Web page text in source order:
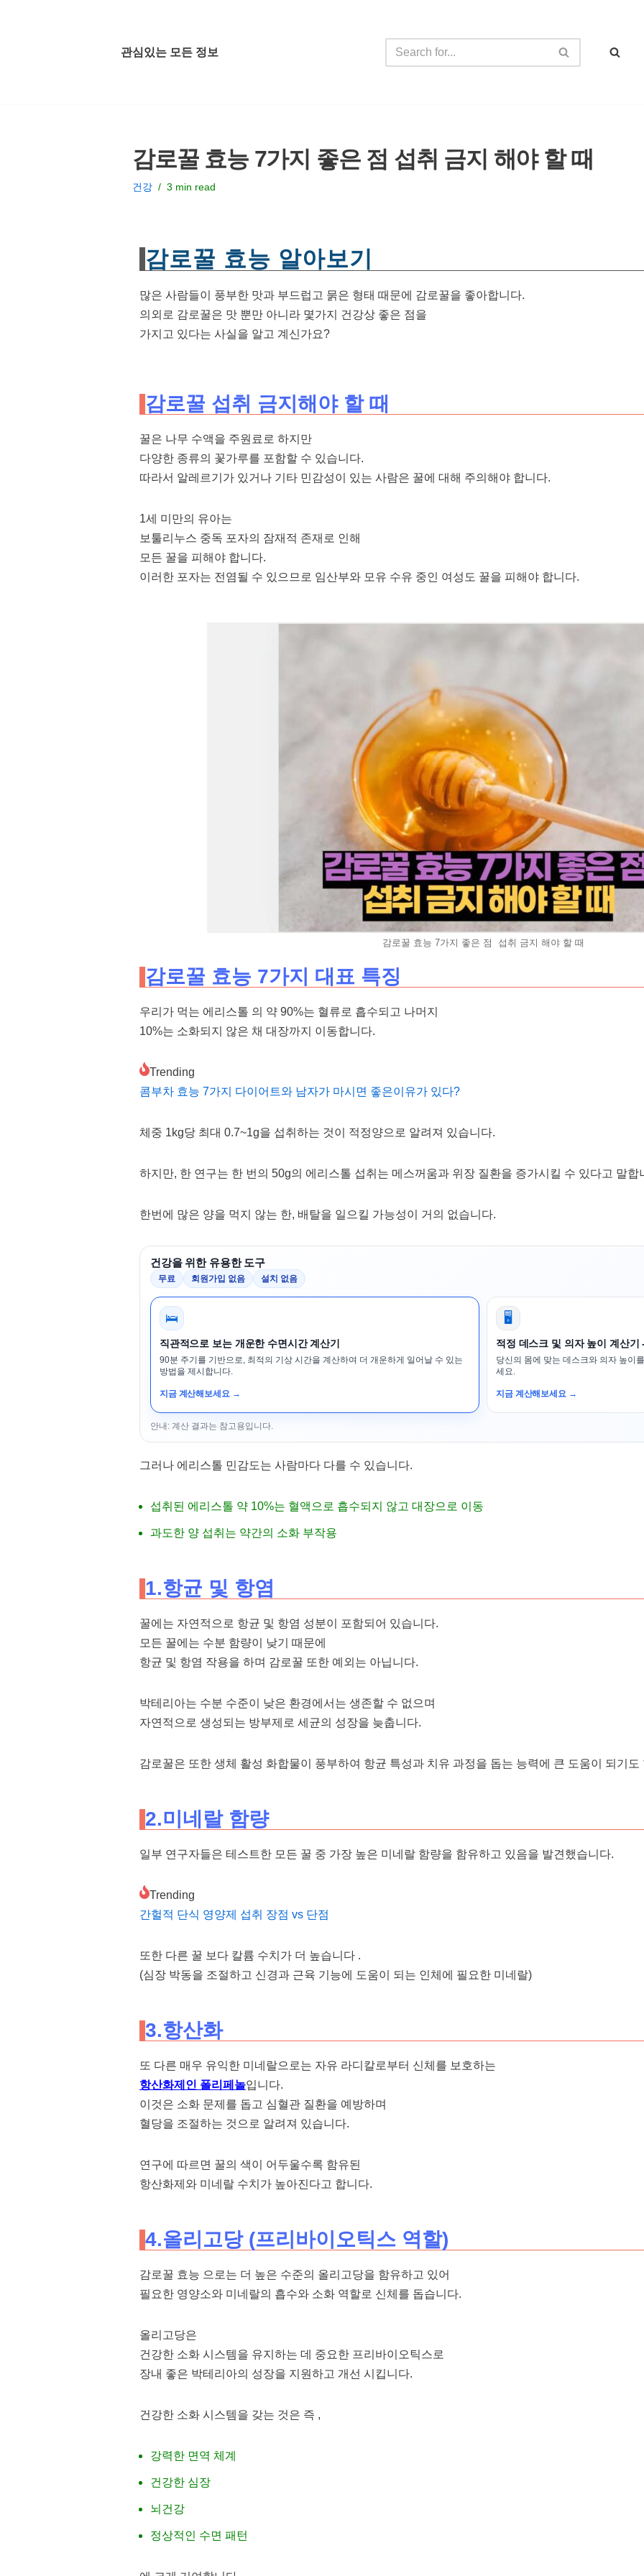
관심있는 모든 정보
감로꿀 효능 7가지 좋은 점 섭취 금지 해야 할 때
건강 3 min read
감로꿀 효능 알아보기
많은 사람들이 풍부한 맛과 부드럽고 묽은 형태 때문에 감로꿀을 좋아합니다.
의외로 감로꿀은 맛 뿐만 아니라 몇가지 건강상 좋은 점을
가지고 있다는 사실을 알고 계신가요?
감로꿀 섭취 금지해야 할 때
꿀은 나무 수액을 주원료로 하지만
다양한 종류의 꽃가루를 포함할 수 있습니다.
따라서 알레르기가 있거나 기타 민감성이 있는 사람은 꿀에 대해 주의해야 합니다.
1세 미만의 유아는
보툴리누스 중독 포자의 잠재적 존재로 인해
모든 꿀을 피해야 합니다.
이러한 포자는 전염될 수 있으므로 임산부와 모유 수유 중인 여성도 꿀을 피해야 합니다.
감로꿀 효능 7가지 좋은 점 섭취 금지 해야 할 때
감로꿀 효능 7가지 대표 특징
우리가 먹는 에리스톨 의 약 90%는 혈류로 흡수되고 나머지
10%는 소화되지 않은 채 대장까지 이동합니다.
Trending
콤부차 효능 7가지 다이어트와 남자가 마시면 좋은이유가 있다?
체중 1kg당 최대 0.7~1g을 섭취하는 것이 적정양으로 알려져 있습니다.
하지만, 한 연구는 한 번의 50g의 에리스톨 섭취는 메스꺼움과 위장 질환을 증가시킬 수 있다고 말합
한번에 많은 양을 먹지 않는 한, 배탈을 일으킬 가능성이 거의 없습니다.
건강을 위한 유용한 도구
무료 회원가입 없음 설치 없음
🛌
직관적으로 보는 개운한 수면시간 계산기
90분 주기를 기반으로, 최적의 기상 시간을 계산하여 더 개운하게 일어날 수 있는
방법을 제시합니다.
지금 계산해보세요 →
🖥️
적정 데스크 및 의자 높이 계산
당신의 몸에 맞는 데스크와 의자 높이
세요.
지금 계산해보세요 →
안내: 계산 결과는 참고용입니다.
그러나 에리스톨 민감도는 사람마다 다를 수 있습니다.
섭취된 에리스톨 약 10%는 혈액으로 흡수되지 않고 대장으로 이동
과도한 양 섭취는 약간의 소화 부작용
1.항균 및 항염
꿀에는 자연적으로 항균 및 항염 성분이 포함되어 있습니다.
모든 꿀에는 수분 함량이 낮기 때문에
항균 및 항염 작용을 하며 감로꿀 또한 예외는 아닙니다.
박테리아는 수분 수준이 낮은 환경에서는 생존할 수 없으며
자연적으로 생성되는 방부제로 세균의 성장을 늦춥니다.
감로꿀은 또한 생체 활성 화합물이 풍부하여 항균 특성과 치유 과정을 돕는 능력에 큰 도움이 되기도
2.미네랄 함량
일부 연구자들은 테스트한 모든 꿀 중 가장 높은 미네랄 함량을 함유하고 있음을 발견했습니다.
Trending
간헐적 단식 영양제 섭취 장점 vs 단점
또한 다른 꿀 보다 칼륨 수치가 더 높습니다 .
(심장 박동을 조절하고 신경과 근육 기능에 도움이 되는 인체에 ​​필요한 미네랄)
3.항산화
또 다른 매우 유익한 미네랄으로는 자유 라디칼로부터 신체를 보호하는
항산화제인 폴리페놀입니다.
이것은 소화 문제를 돕고 심혈관 질환을 예방하며
혈당을 조절하는 것으로 알려져 있습니다.
연구에 따르면 꿀의 색이 어두울수록 함유된
항산화제와 미네랄 수치가 높아진다고 합니다.
4.올리고당 (프리바이오틱스 역할)
감로꿀 효능 으로는 더 높은 수준의 올리고당을 함유하고 있어
필요한 영양소와 미네랄의 흡수와 소화 역할로 신체를 돕습니다.
올리고당은
건강한 소화 시스템을 유지하는 데 중요한 프리바이오틱스로
장내 좋은 박테리아의 성장을 지원하고 개선 시킵니다.
건강한 소화 시스템을 갖는 것은 즉 ,
강력한 면역 체계
건강한 심장
뇌건강
정상적인 수면 패턴